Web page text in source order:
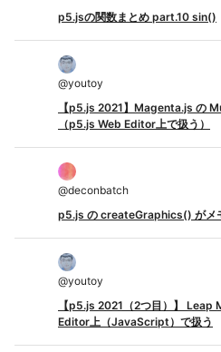
p5.jsの関数まとめ part.10 sin()
@youtoy
【p5.js 2021】Magenta.js の
（p5.js Web Editor上で扱う）
@deconbatch
p5.js の createGraphics() がメ
@youtoy
【p5.js 2021（2つ目）】
Editor上（JavaScript）で扱う